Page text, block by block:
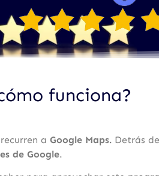
funciona?
a Google Maps. Detrás
de Google.